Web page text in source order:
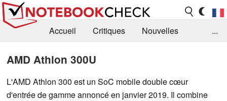
Accueil Critiques
Nouvelles
...
AMD Athlon 300U
L'AMD Athlon 300 est un SoC mobile double cœur
d'entrée de gamme annoncé en janvier 2019. Il combine